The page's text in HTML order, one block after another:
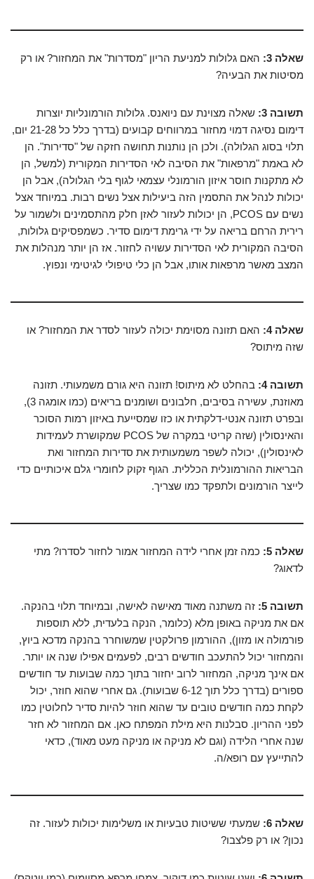
שאלה 3:
האם גלולות למניעת הריון "מסדרות" את המחזור? או רק
מסיטות את הבעיה?
תשובה 3:
שאלה מצוינת עם ניואנס. גלולות הורמונליות יוצרות
דימום נסיגה דמוי מחזור במרווחים קבועים (בדרך כלל כל 21-28 יום,
תלוי בסוג הגלולה). ולכן הן נותנות תחושה חזקה של "סדירות". הן
לא באמת "מרפאות" את הסיבה לאי הסדירות המקורית (למשל, הן
לא מתקנות חוסר איזון הורמונלי עצמאי לגוף בלי הגלולה), אבל הן
יכולות לנהל את התסמין הזה ביעילות אצל נשים רבות. במיוחד אצל
נשים עם PCOS, הן יכולות לעזור לאזן חלק מהתסמינים ולשמור על
רירית הרחם בריאה על ידי גרימת דימום סדיר. כשמפסיקים גלולות,
הסיבה המקורית לאי הסדירות עשויה לחזור. אז הן יותר מנהלות את
המצב מאשר מרפאות אותו, אבל הן כלי טיפולי לגיטימי ונפוץ.
שאלה 4:
האם תזונה מסוימת יכולה לעזור לסדר את המחזור? או
שזה מיתוס?
תשובה 4:
בהחלט לא מיתוס! תזונה היא גורם משמעותי. תזונה
מאוזנת, עשירה בסיבים, חלבונים ושומנים בריאים (כמו אומגה 3),
ובפרט תזונה אנטי-דלקתית או כזו שמסייעת באיזון רמות הסוכר
והאינסולין (שזה קריטי במקרה של PCOS שמקושרת לעמידות
לאינסולין), יכולה לשפר משמעותית את סדירות המחזור ואת
הבריאות ההורמונלית הכללית. הגוף זקוק לחומרי גלם איכותיים כדי
לייצר הורמונים ולתפקד כמו שצריך.
שאלה 5:
כמה זמן אחרי לידה המחזור אמור לחזור לסדרו? מתי
לדאוג?
תשובה 5:
זה משתנה מאוד מאישה לאישה, ובמיוחד תלוי בהנקה.
אם את מניקה באופן מלא (כלומר, הנקה בלעדית, ללא תוספות
פורמולה או מזון), ההורמון פרולקטין שמשוחרר בהנקה מדכא ביוץ,
והמחזור יכול להתעכב חודשים רבים, לפעמים אפילו שנה או יותר.
אם אינך מניקה, המחזור לרוב יחזור בתוך כמה שבועות עד חודשים
ספורים (בדרך כלל תוך 6-12 שבועות). גם אחרי שהוא חוזר, יכול
לקחת כמה חודשים טובים עד שהוא חוזר להיות סדיר לחלוטין כמו
לפני ההריון. סבלנות היא מילת המפתח כאן. אם המחזור לא חזר
שנה אחרי הלידה (וגם לא מניקה או מניקה מעט מאוד), כדאי
להתייעץ עם רופא/ה.
שאלה 6:
שמעתי ששיטות טבעיות או משלימות יכולות לעזור. זה
נכון? או רק פלצבו?